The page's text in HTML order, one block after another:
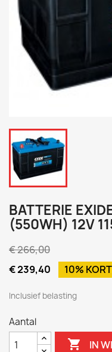
BATTERIE
(550WH) 12V
€ 266,00
€ 239,40
10%
Inclusief belasting
Aantal
 IN